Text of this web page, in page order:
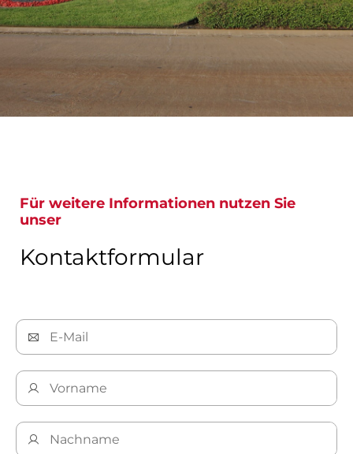
Für weitere Informationen nutzen Sie
unser
Kontaktformular